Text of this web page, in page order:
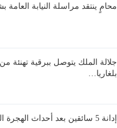
محامٍ ينتقد مراسلة النيابة العامة
جلالة الملك يتوصل ببرقية تهنئة
بلغاريا…
إدانة 5 سائقين بعد أحداث الهجرة الجماعية